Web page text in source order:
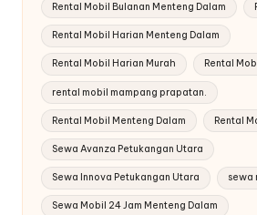
Rental Mobil Bulanan Menteng Dalam
Rental Mobil Harian Menteng Dalam
Rental Mobil Harian Murah Rental
rental mobil mampang prapatan.
Rental Mobil Menteng Dalam Rental
Sewa Avanza Petukangan Utara
Sewa Innova Petukangan Utara sewa
Sewa Mobil 24 Jam Menteng Dalam